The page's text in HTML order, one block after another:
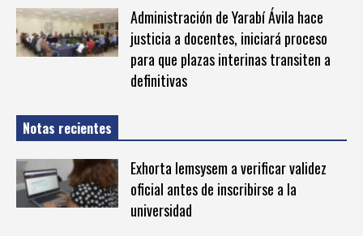
Administración de Yarabí Ávila hace
justicia a docentes, iniciará proceso
para que plazas interinas transiten a
definitivas
Notas recientes
Exhorta Iemsysem a verificar validez
oficial antes de inscribirse a la
universidad